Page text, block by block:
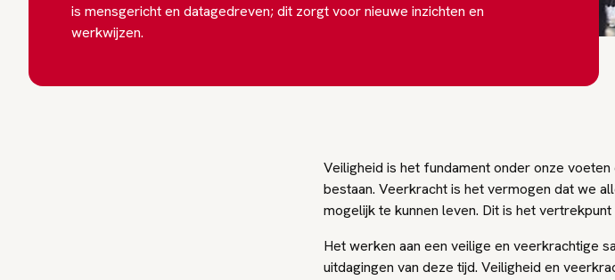
is mensgericht en datagedreven; dit zorgt voor nieuwe inzichten en
werkwijzen.
Veiligheid is het fundament onder onze
bestaan. Veerkracht is het vermogen dat we
mogelijk te kunnen leven. Dit is het
Het werken aan een veilige en veerkrachtige
uitdagingen van deze tijd. Veiligheid en